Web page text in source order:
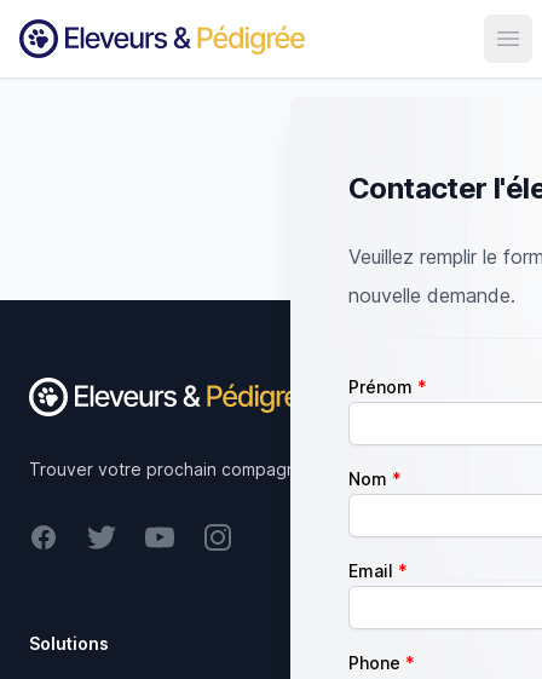
Contacter
Veuillez remplir le
nouvelle demande.
Prénom
Nom
Email
Phone
Trouver votre prochain compagnon.
FacebookTwitterYoutubeInstagram
Solutions